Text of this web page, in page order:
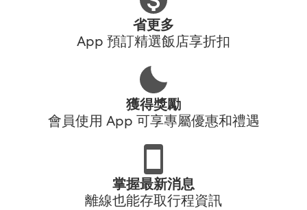
省更多
App 預訂精選飯店享折扣
獲得獎勵
會員使用 App 可享專屬優惠和禮遇
掌握最新消息
離線也能存取行程資訊